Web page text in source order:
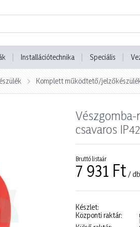
Installációtechnika Speciális
Komplett működtető/
csavaros
Bruttó listaár
7 931 Ft / db
Készlet:
Központi raktár: